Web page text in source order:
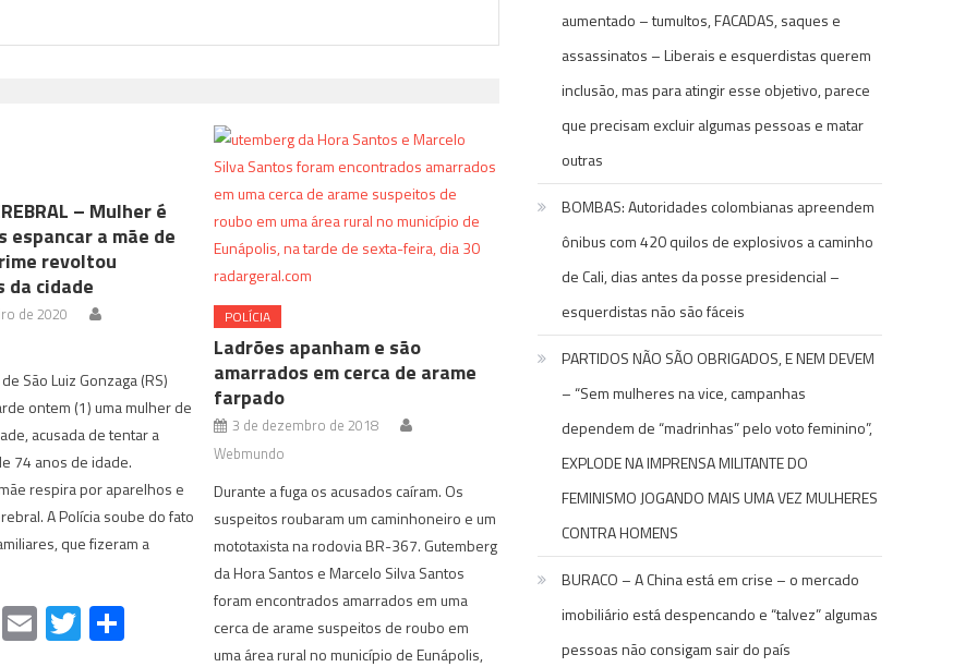
– Mulher é
espancar a mãe de
revoltou
da cidade
de 2020
São Luiz Gonzaga (RS)
ontem (1) uma mulher de
acusada de tentar a
74 anos de idade.
respira por aparelhos e
A Polícia soube do fato
que fizeram a
EmailTwitter
Share
POLÍCIA
Ladrões apanham e são
amarrados em cerca de arame
farpado
3 de dezembro de 2018
Webmundo
Durante a fuga os acusados caíram. Os
suspeitos roubaram um caminhoneiro e um
mototaxista na rodovia BR-367. Gutemberg
da Hora Santos e Marcelo Silva Santos
foram encontrados amarrados em uma
cerca de arame suspeitos de roubo em
uma área rural no município de Eunápolis,
aumentado – tumultos, FACADAS, saques e
assassinatos – Liberais e esquerdistas querem
inclusão, mas para atingir esse objetivo, parece
que precisam excluir algumas pessoas e matar
outras
BOMBAS: Autoridades colombianas apreendem
ônibus com 420 quilos de explosivos a caminho
de Cali, dias antes da posse presidencial –
esquerdistas não são fáceis
PARTIDOS NÃO SÃO OBRIGADOS, E NEM DEVEM
– “Sem mulheres na vice, campanhas
dependem de “madrinhas” pelo voto feminino”,
EXPLODE NA IMPRENSA MILITANTE DO
FEMINISMO JOGANDO MAIS UMA VEZ MULHERES
CONTRA HOMENS
BURACO – A China está em crise – o mercado
imobiliário está despencando e “talvez” algumas
pessoas não consigam sair do país